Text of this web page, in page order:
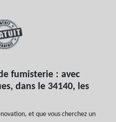
fumisterie : avec
dans le 34140, les
et que vous cherchez un